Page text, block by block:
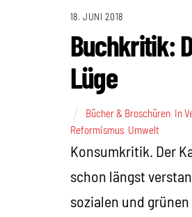
18. JUNI 2018
Buchkritik:
Lüge
Bücher & Broschüren, In
Reformismus, Umwelt
Konsumkritik. Der
schon längst
sozialen und